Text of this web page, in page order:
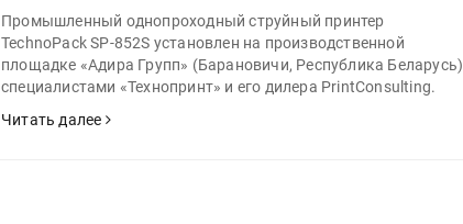
Промышленный однопроходный струйный принтер
TechnoPack SP-852S установлен на производственной
площадке «Адира Групп» (Барановичи, Республика Беларусь)
специалистами «Технопринт» и его дилера PrintConsulting.
Читать далее